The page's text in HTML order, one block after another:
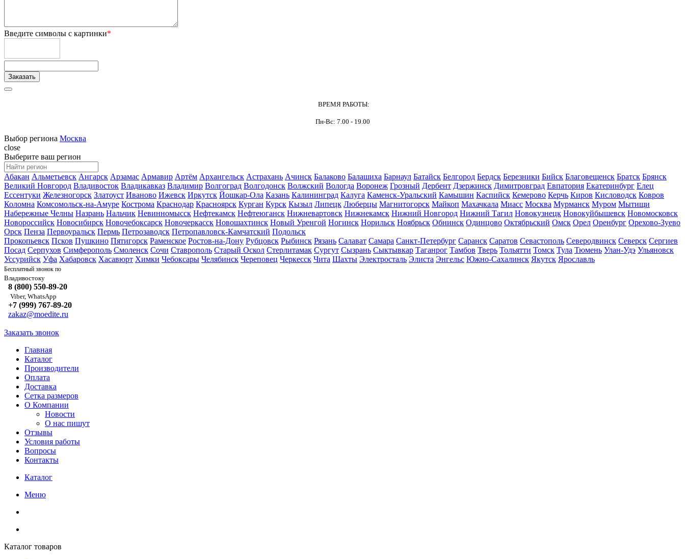
Введите символы с картинки*
ВРЕМЯ РАБОТЫ:
Пн-Вс: 7.00 - 19.00
Выбор региона Москва
close
Выберите ваш регион
Абакан Альметьевск Ангарск Арзамас Армавир Артём Архангельск Астрахань Ачинск Балаково Балашиха Барнаул Батайск Белгород Бердск Березники Бийск Благовещенск Братск Брянск
Великий Новгород Владивосток Владикавказ Владимир Волгоград Волгодонск Волжский Вологда Воронеж Грозный Дербент Дзержинск Димитровград Евпатория Екатеринбург Елец
Ессентуки Железногорск Златоуст Иваново Ижевск Иркутск Йошкар-Ола Казань Калининград Калуга Каменск-Уральский Камышин Каспийск Кемерово Керчь Киров Кисловодск Ковров
Коломна Комсомольск-на-Амуре Кострома Краснодар Красноярск Курган Курск Кызыл Липецк Люберцы Магнитогорск Майкоп Махачкала Миасс Москва Мурманск Муром Мытищи
Набережные Челны Назрань Нальчик Невинномысск Нефтекамск Нефтеюганск Нижневартовск Нижнекамск Нижний Новгород Нижний Тагил Новокузнецк Новокуйбышевск Новомосковск
Новороссийск Новосибирск Новочебоксарск Новочеркасск Новошахтинск Новый Уренгой Ногинск Норильск Ноябрьск Обнинск Одинцово Октябрьский Омск Орел Оренбург Орехово-Зуево
Орск Пенза Первоуральск Пермь Петрозаводск Петропавловск-Камчатский Подольск
Прокопьевск Псков Пушкино Пятигорск Раменское Ростов-на-Дону Рубцовск Рыбинск Рязань Салават Самара Санкт-Петербург Саранск Саратов Севастополь Северодвинск Северск Сергиев
Посад Серпухов Симферополь Смоленск Сочи Ставрополь Старый Оскол Стерлитамак Сургут Сызрань Сыктывкар Таганрог Тамбов Тверь Тольятти Томск Тула Тюмень Улан-Удэ Ульяновск
Уссурийск Уфа Хабаровск Хасавюрт Химки Чебоксары Челябинск Череповец Черкесск Чита Шахты Электросталь Элиста Энгельс Южно-Сахалинск Якутск Ярославль
Бесплатный звонок по
Владивостоку
8 (800) 550-89-20
Viber, WhatsApp
+7 (999) 767-89-20
zakaz@moedite.ru
Заказать звонок
Главная
Каталог
Производители
Оплата
Доставка
Сетка размеров
О Компании
Новости
О нас пишут
Отзывы
Условия работы
Вопросы
Контакты
Каталог
Меню
Каталог товаров